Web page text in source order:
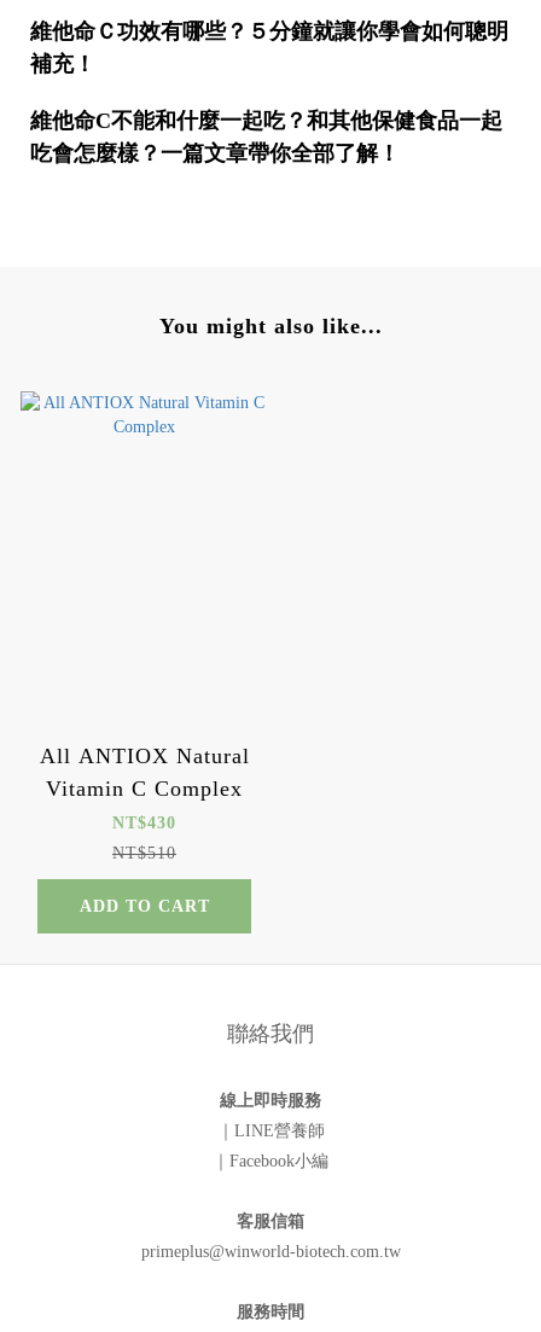
維他命Ｃ功效有哪些？５分鐘就讓你學會如何聰明
補充！
維他命C不能和什麼一起吃？和其他保健食品一起
吃會怎麼樣？一篇文章帶你全部了解！
You might also like...
All ANTIOX Natural
Vitamin C Complex
NT$430
NT$510
ADD TO CART
聯絡我們
線上即時服務
｜LINE營養師
｜Facebook小編
客服信箱
primeplus@winworld-biotech.com.tw
服務時間